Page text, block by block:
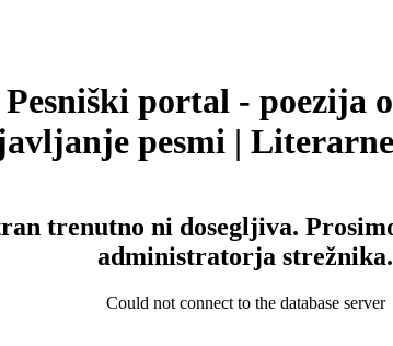
Pesniški portal - poezija
pesmi |
trenutno ni dosegljiva.
administratorja strežnika.
Could not connect to the database server